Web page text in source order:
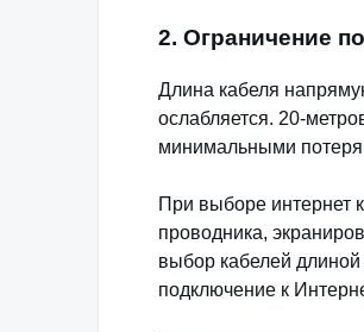
2. Ограничение
Длина кабеля
ослабляется. 20-
минимальными
При выборе интернет
проводника,
выбор кабелей
подключение к